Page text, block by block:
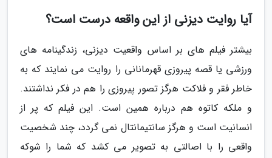
آیا روایت دیزنی از این واقعه درست است؟
بیشتر فیلم های بر اساس واقعیت دیزنی، زندگینامه های
ورزشی یا قصه پیروزی قهرمانانی را روایت می نمایند که به
خاطر فقر و فلاکت هرگز تصور پیروزی را هم در فکر نداشتند.
و ملکه کاتوه هم درباره همین است. این فیلم که پر از
انسانیت است و هرگز سانتیمانتال نمی گردد، چند شخصیت
واقعی را با اصالتی به تصویر می کشد که شما را شوکه